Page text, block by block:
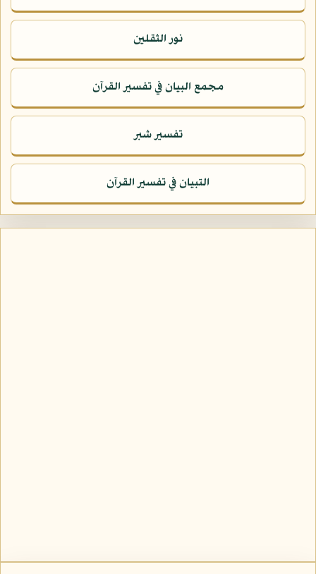
نور الثقلين
مجمع البيان في تفسير القرآن
تفسير شبر
التبيان في تفسير القرآن